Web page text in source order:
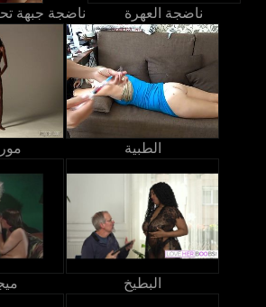
ناضجة جبهة ناضجة العهرة
الطبية
البطيخ